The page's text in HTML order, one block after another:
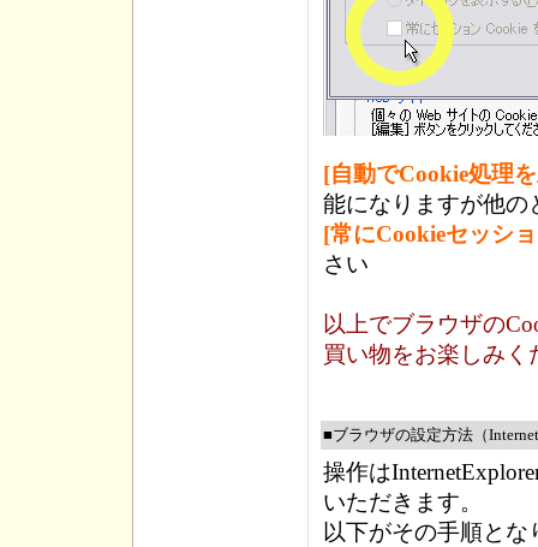
[自動でCookie処理
能になりますが他の
[常にCookieセッシ
さい
以上でブラウザの
買い物をお楽しみく
■ブラウザの設定方法（
操作は
いただきます。
以下がその手順とな